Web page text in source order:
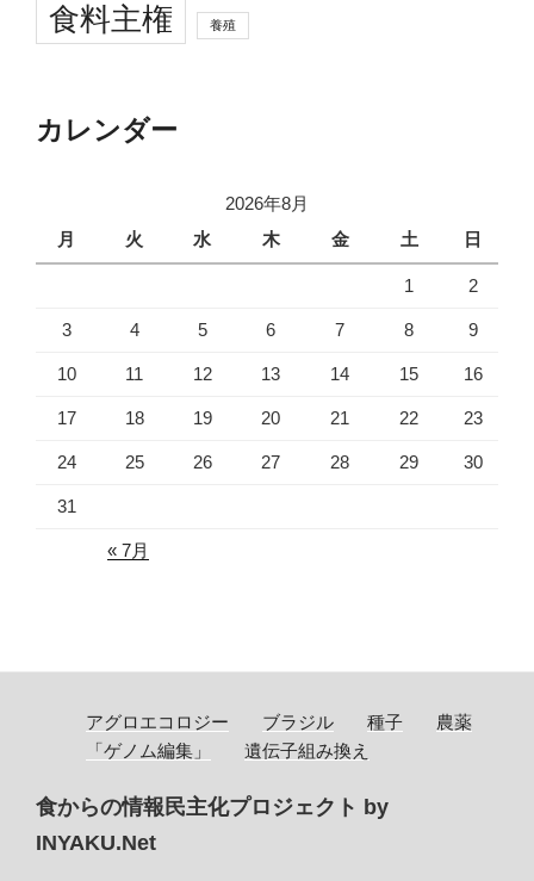
食料主権 養殖
カレンダー
2026年8月
月
火 水 木 金 土 日
1 2
3 4 5 6 7 8 9
10 11 12 13 14 15 16
17 18 19 20 21 22 23
24 25 26 27 28 29 30
31
« 7月
アグロエコロジー ブラジル 種子
農薬
「ゲノム編集」
遺伝子組み換え
食からの情報民主化プロジェクト by
INYAKU.Net